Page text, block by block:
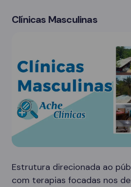
Clínicas Masculinas
Estrutura direcionada ao
com terapias focadas nos